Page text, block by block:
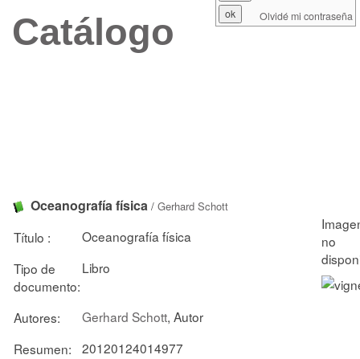
Catálogo
Oceanografía física / Gerhard Schott
Título :
Oceanografía física
Tipo de
documento:
Libro
Autores: Gerhard Schott, Autor
Resumen:
20120124014977
Olvidé mi contraseña